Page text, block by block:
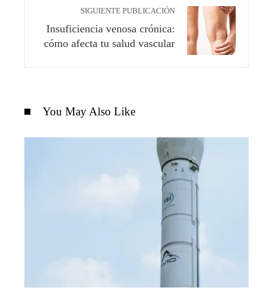
SIGUIENTE PUBLICACIÓN
Insuficiencia venosa crónica:
cómo afecta tu salud vascular
You May Also Like